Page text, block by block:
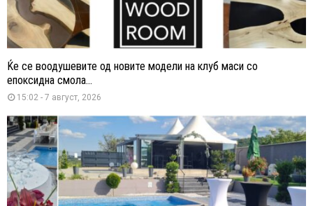
Ќе се воодушевите од новите модели на клуб маси со
епоксидна смола...
15:02 - 7 август, 2026